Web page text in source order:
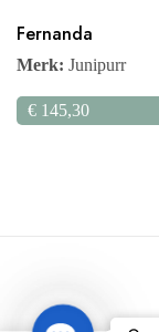
Fernanda
Merk: Junipurr
€ 145,30